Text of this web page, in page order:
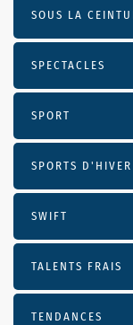
SOUS LA
SPECTACLES
SPORT
SPORTS D'HIVER
SWIFT
TALENTS FRAIS
TENDANCES